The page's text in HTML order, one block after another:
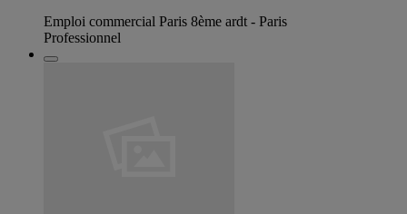
Emploi commercial Paris 8ème ardt - Paris
Professionnel